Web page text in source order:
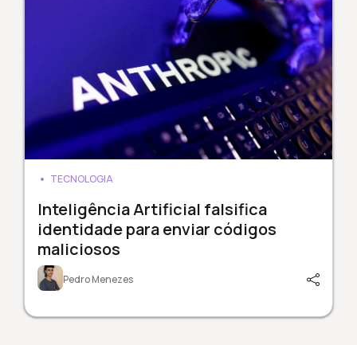
TECNOLOGIA
Inteligência Artificial falsifica
identidade para enviar códigos
maliciosos
Pedro Menezes